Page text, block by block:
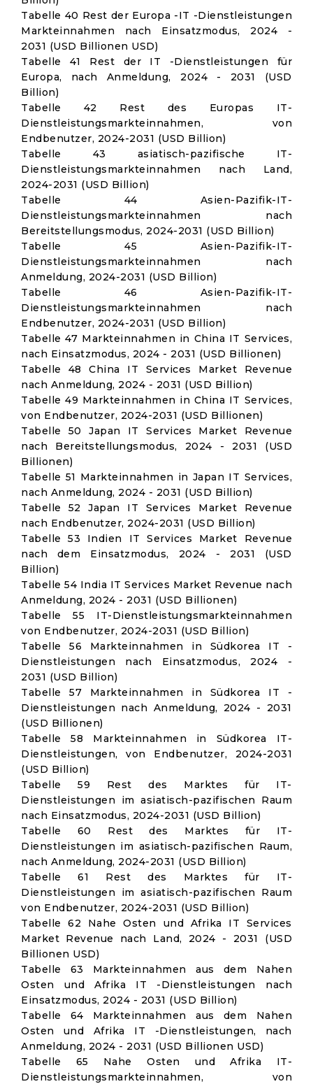
Tabelle 40 Rest der Europa -IT -Dienstleistungen
Markteinnahmen nach Einsatzmodus, 2024 -
2031 (USD Billionen USD)
Tabelle 41 Rest der IT -Dienstleistungen für
Europa, nach Anmeldung, 2024 - 2031 (USD
Billion)
Tabelle 42 Rest des Europas IT-
Dienstleistungsmarkteinnahmen, von
Endbenutzer, 2024-2031 (USD Billion)
Tabelle 43 asiatisch-pazifische IT-
Dienstleistungsmarkteinnahmen nach Land,
2024-2031 (USD Billion)
Tabelle 44 Asien-Pazifik-IT-
Dienstleistungsmarkteinnahmen nach
Bereitstellungsmodus, 2024-2031 (USD Billion)
Tabelle 45 Asien-Pazifik-IT-
Dienstleistungsmarkteinnahmen nach
Anmeldung, 2024-2031 (USD Billion)
Tabelle 46 Asien-Pazifik-IT-
Dienstleistungsmarkteinnahmen nach
Endbenutzer, 2024-2031 (USD Billion)
Tabelle 47 Markteinnahmen in China IT Services,
nach Einsatzmodus, 2024 - 2031 (USD Billionen)
Tabelle 48 China IT Services Market Revenue
nach Anmeldung, 2024 - 2031 (USD Billion)
Tabelle 49 Markteinnahmen in China IT Services,
von Endbenutzer, 2024-2031 (USD Billionen)
Tabelle 50 Japan IT Services Market Revenue
nach Bereitstellungsmodus, 2024 - 2031 (USD
Billionen)
Tabelle 51 Markteinnahmen in Japan IT Services,
nach Anmeldung, 2024 - 2031 (USD Billion)
Tabelle 52 Japan IT Services Market Revenue
nach Endbenutzer, 2024-2031 (USD Billion)
Tabelle 53 Indien IT Services Market Revenue
nach dem Einsatzmodus, 2024 - 2031 (USD
Billion)
Tabelle 54 India IT Services Market Revenue nach
Anmeldung, 2024 - 2031 (USD Billionen)
Tabelle 55 IT-Dienstleistungsmarkteinnahmen
von Endbenutzer, 2024-2031 (USD Billion)
Tabelle 56 Markteinnahmen in Südkorea IT -
Dienstleistungen nach Einsatzmodus, 2024 -
2031 (USD Billion)
Tabelle 57 Markteinnahmen in Südkorea IT -
Dienstleistungen nach Anmeldung, 2024 - 2031
(USD Billionen)
Tabelle 58 Markteinnahmen in Südkorea IT-
Dienstleistungen, von Endbenutzer, 2024-2031
(USD Billion)
Tabelle 59 Rest des Marktes für IT-
Dienstleistungen im asiatisch-pazifischen Raum
nach Einsatzmodus, 2024-2031 (USD Billion)
Tabelle 60 Rest des Marktes für IT-
Dienstleistungen im asiatisch-pazifischen Raum,
nach Anmeldung, 2024-2031 (USD Billion)
Tabelle 61 Rest des Marktes für IT-
Dienstleistungen im asiatisch-pazifischen Raum
von Endbenutzer, 2024-2031 (USD Billion)
Tabelle 62 Nahe Osten und Afrika IT Services
Market Revenue nach Land, 2024 - 2031 (USD
Billionen USD)
Tabelle 63 Markteinnahmen aus dem Nahen
Osten und Afrika IT -Dienstleistungen nach
Einsatzmodus, 2024 - 2031 (USD Billion)
Tabelle 64 Markteinnahmen aus dem Nahen
Osten und Afrika IT -Dienstleistungen, nach
Anmeldung, 2024 - 2031 (USD Billionen USD)
Tabelle 65 Nahe Osten und Afrika IT-
Dienstleistungsmarkteinnahmen, von